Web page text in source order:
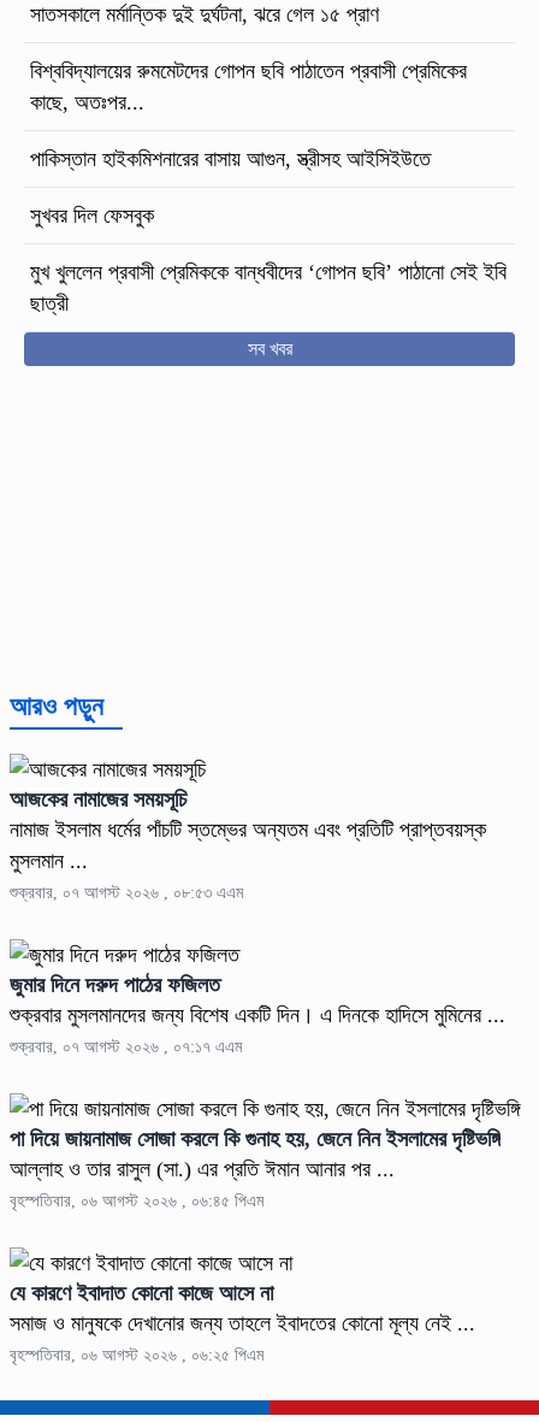
সাতসকালে মর্মান্তিক দুই দুর্ঘটনা, ঝরে গেল ১৫ প্রাণ
বিশ্ববিদ্যালয়ের রুমমেটদের গোপন ছবি পাঠাতেন প্রবাসী প্রেমিকের
কাছে, অতঃপর...
পাকিস্তান হাইকমিশনারের বাসায় আগুন, স্ত্রীসহ আইসিইউতে
সুখবর দিল ফেসবুক
মুখ খুললেন প্রবাসী প্রেমিককে বান্ধবীদের ‘গোপন ছবি’ পাঠানো সেই ইবি
ছাত্রী
সব খবর
আরও পড়ুন
আজকের নামাজের সময়সূচি
নামাজ ইসলাম ধর্মের পাঁচটি স্তম্ভের অন্যতম এবং প্রতিটি প্রাপ্তবয়স্ক
মুসলমান ...
শুক্রবার, ০৭ আগস্ট ২০২৬ , ০৮:৫৩ এএম
জুমার দিনে দরুদ পাঠের ফজিলত
শুক্রবার মুসলমানদের জন্য বিশেষ একটি দিন। এ দিনকে হাদিসে মুমিনের ...
শুক্রবার, ০৭ আগস্ট ২০২৬ , ০৭:১৭ এএম
পা দিয়ে জায়নামাজ সোজা করলে কি গুনাহ হয়, জেনে নিন ইসলামের দৃষ্টিভঙ্গি
আল্লাহ ও তার রাসুল (সা.) এর প্রতি ঈমান আনার পর ...
বৃহস্পতিবার, ০৬ আগস্ট ২০২৬ , ০৬:৪৫ পিএম
যে কারণে ইবাদাত কোনো কাজে আসে না
সমাজ ও মানুষকে দেখানোর জন্য তাহলে ইবাদতের কোনো মূল্য নেই ...
বৃহস্পতিবার, ০৬ আগস্ট ২০২৬ , ০৬:২৫ পিএম